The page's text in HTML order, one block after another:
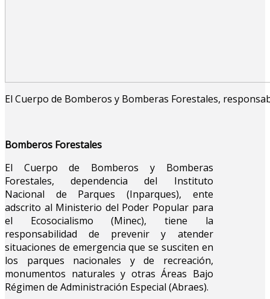
El Cuerpo de Bomberos y Bomberas Forestales,
Bomberos Forestales
El Cuerpo de Bomberos y Bomberas
Forestales, dependencia del Instituto
Nacional de Parques (Inparques), ente
adscrito al Ministerio del Poder Popular para
el Ecosocialismo (Minec), tiene la
responsabilidad de prevenir y atender
situaciones de emergencia que se susciten en
los parques nacionales y de recreación,
monumentos naturales y otras Áreas Bajo
Régimen de Administración Especial (Abraes).